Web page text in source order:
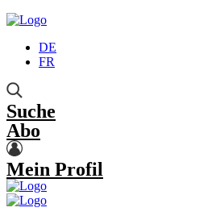
DE
FR
Suche
Abo
Mein Profil